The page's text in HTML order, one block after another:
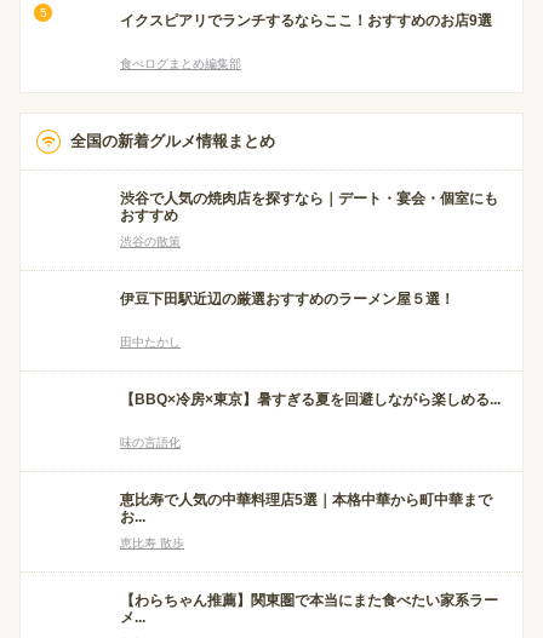
イクスピアリでランチするならここ！おすすめのお店9選
食べログまとめ編集部
全国の新着グルメ情報まとめ
渋谷で人気の焼肉店を探すなら｜デート・宴会・個室にも
おすすめ
渋谷の散策
伊豆下田駅近辺の厳選おすすめのラーメン屋５選！
田中たかし
【BBQ×冷房×東京】暑すぎる夏を回避しながら楽しめる...
味の言語化
恵比寿で人気の中華料理店5選｜本格中華から町中華まで
お...
恵比寿 散歩
【わらちゃん推薦】関東圏で本当にまた食べたい家系ラー
メ...